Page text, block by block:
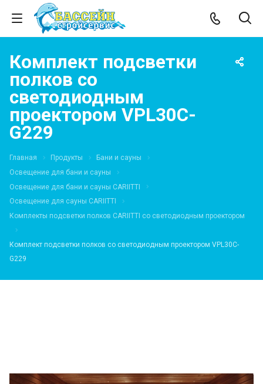
Комплект подсветки
полков со
светодиодным
проектором VPL30C-
G229
Главная Продукты
Бани и сауны
Освещение для бани и сауны
Освещение для бани и сауны CARIITTI
Освещение для сауны CARIITTI
Комплекты подсветки полков CARIITTI со светодиодным проектором
Комплект подсветки полков со светодиодным проектором VPL30C-
G229